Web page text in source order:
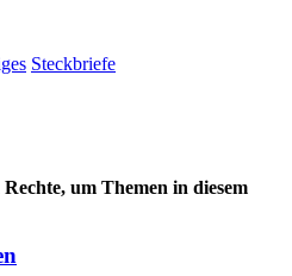
Steckbriefe
um Themen in diesem